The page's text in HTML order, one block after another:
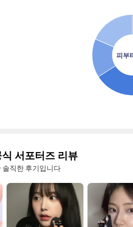
피부
식 서포터즈 리뷰
솔직한 후기입니다